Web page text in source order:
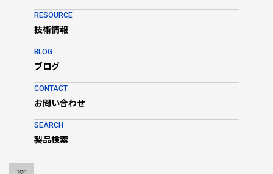
RESOURCE
技術情報
BLOG
ブログ
CONTACT
お問い合わせ
SEARCH
製品検索